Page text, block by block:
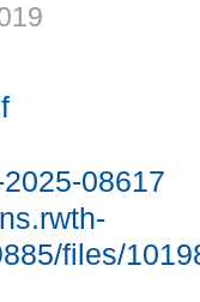
08617
files/